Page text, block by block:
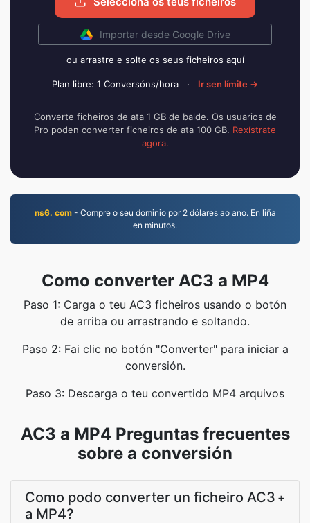
Importar desde Google Drive
ou arrastre e solte os seus ficheiros aquí
Plan libre: 1 Conversóns/hora · Ir sen límite →
Converte ficheiros de ata 1 GB de balde. Os usuarios de
Pro poden converter ficheiros de ata 100 GB. Rexístrate
agora.
ns6. com- Compre o seu dominio por 2 dólares ao ano. En liña
en minutos.
Como converter AC3 a MP4
Paso 1: Carga o teu AC3 ficheiros usando o botón
de arriba ou arrastrando e soltando.
Paso 2: Fai clic no botón "Converter" para iniciar a
conversión.
Paso 3: Descarga o teu convertido MP4 arquivos
AC3 a MP4 Preguntas frecuentes
sobre a conversión
Como podo converter un ficheiro AC3
a MP4?
+